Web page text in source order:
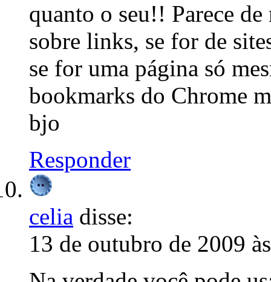
quanto o seu!! Parece
sobre links, se for de
se for uma página só
bookmarks do Chrome
bjo
Responder
celia disse:
13 de outubro de 2009